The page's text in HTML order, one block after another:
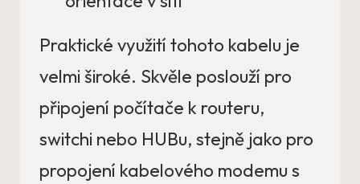
Praktické využití tohoto kabelu je
velmi široké. Skvěle poslouží pro
připojení počítače k routeru,
switchi nebo HUBu, stejně jako pro
propojení kabelového modemu s